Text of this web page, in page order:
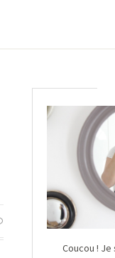
Coucou ! Je